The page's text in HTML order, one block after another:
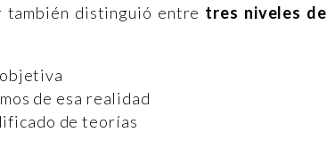
distinguió entre tres niveles de
de esa realidad
de teorías